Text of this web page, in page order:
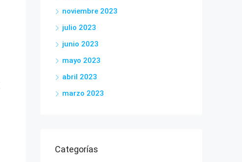
noviembre 2023
julio 2023
junio 2023
mayo 2023
abril 2023
marzo 2023
Categorías